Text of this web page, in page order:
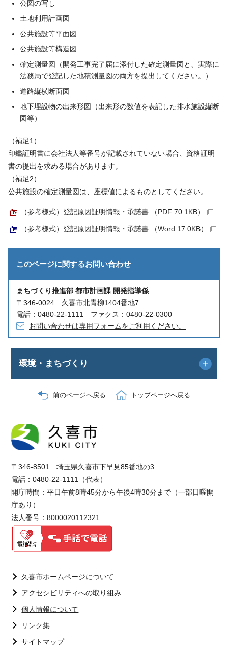
公図の写し
土地利用計画図
公共施設等平面図
公共施設等構造図
確定測量図（開発工事完了届に添付した確定測量図と、実際に
法務局で登記した地積測量図の両方を提出してください。）
道路縦横断面図
地下埋設物の出来形図（出来形の数値を表記した排水施設縦断
図等）
（補足1）
印鑑証明書に会社法人等番号が記載されていない場合、資格証明
書の提出を求める場合があります。
（補足2）
公共施設の確定測量図は、座標値によるものとしてください。
（参考様式）登記原因証明情報・承諾書 （PDF 70.1KB）
（参考様式）登記原因証明情報・承諾書 （Word 17.0KB）
このページに関するお問い合わせ
まちづくり推進部 都市計画課 開発指導係
〒346-0024 久喜市北青柳1404番地7
電話：0480-22-1111 ファクス：0480-22-0300
お問い合わせは専用フォームをご利用ください。
環境・まちづくり
前のページへ戻る トップページへ戻る
〒346-8501 埼玉県久喜市下早見85番地の3
電話：0480-22-1111（代表）
開庁時間：平日午前8時45分から午後4時30分まで（一部日曜開
庁あり）
法人番号：8000020112321
久喜市ホームページについて
アクセシビリティへの取り組み
個人情報について
リンク集
サイトマップ